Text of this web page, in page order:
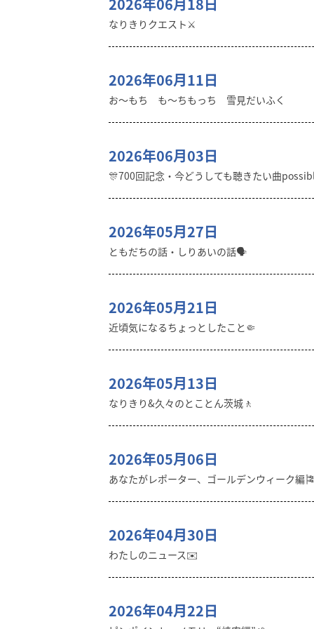
なりきりクエスト⚔️
2026年06月11日
お〜もち も〜ちもっち 雪見だいふく
2026年06月03日
🎊700回記念・今どうしても聴きたい曲
2026年05月27日
ともだちの話・しりあいの話🗣️
2026年05月21日
近頃気になるちょっとしたこと🤏
2026年05月13日
なりきり&久々のとことん茨城🚶
2026年05月06日
あなたがレポーター、ゴールデンウィーク編🎏
2026年04月30日
わたしのニュース✉️
2026年04月22日